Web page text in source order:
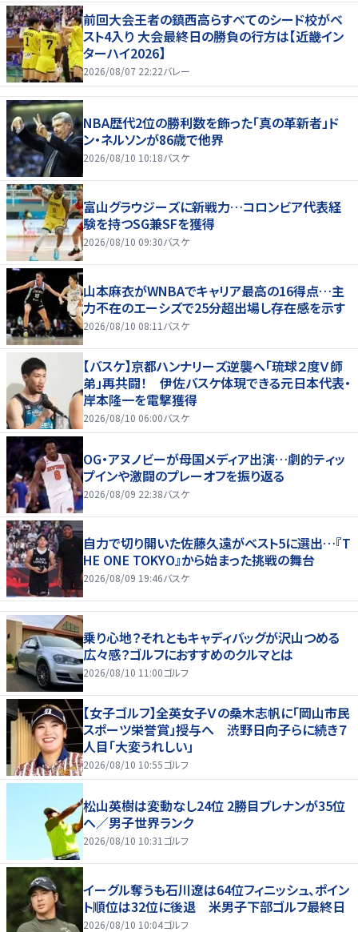
前回大会王者の鎮西高らすべてのシード校がベ
スト4入り 大会最終日の勝負の行方は【近畿イン
ターハイ2026】
2026/08/07 22:22バレー
NBA歴代2位の勝利数を飾った「真の革新者」ド
ン・ネルソンが86歳で他界
2026/08/10 10:18バスケ
富山グラウジーズに新戦力…コロンビア代表経
験を持つSG兼SFを獲得
2026/08/10 09:30バスケ
山本麻衣がWNBAでキャリア最高の16得点…主
力不在のエーシズで25分超出場し存在感を示す
2026/08/10 08:11 バスケ
【バスケ】京都ハンナリーズ逆襲へ「琉球２度Ｖ師
弟」再共闘！ 伊佐バスケ体現できる元日本代表・
岸本隆一を電撃獲得
2026/08/10 06:00バスケ
OG・アヌノビーが母国メディア出演…劇的ティッ
プインや激闘のプレーオフを振り返る
2026/08/09 22:38バスケ
自力で切り開いた佐藤久遠がベスト5に選出…『T
HE ONE TOKYO』から始まった挑戦の舞台
2026/08/09 19:46バスケ
乗り心地？それともキャディバッグが沢山つめる
広々感？ゴルフにおすすめのクルマとは
2026/08/10 11:00ゴルフ
【女子ゴルフ】全英女子Ｖの桑木志帆に「岡山市民
スポーツ栄誉賞」授与へ 渋野日向子らに続き７
人目「大変うれしい」
2026/08/10 10:55ゴルフ
松山英樹は変動なし24位 2勝目ブレナンが35位
へ／男子世界ランク
2026/08/10 10:31 ゴルフ
イーグル奪うも石川遼は64位フィニッシュ、ポイン
ト順位は32位に後退 米男子下部ゴルフ最終日
2026/08/10 10:04ゴルフ